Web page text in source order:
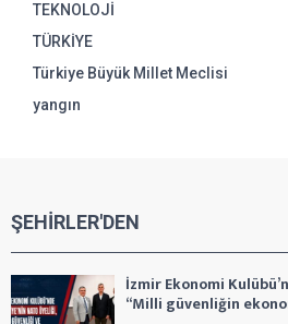
TEKNOLOJİ
TÜRKİYE
Türkiye Büyük Millet Meclisi
yangın
ŞEHİRLER'DEN
İzmir Ekonomi
“Milli güvenliğin